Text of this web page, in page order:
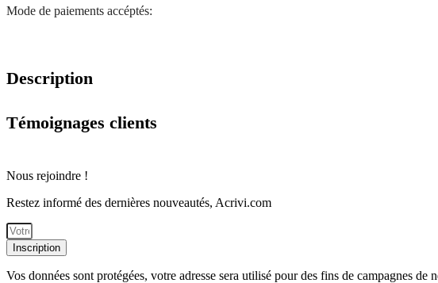
Mode de paiements accéptés:
Description
Témoignages clients
Nous rejoindre !
Restez informé des dernières nouveautés, Acrivi.com
Inscription
Vos données sont protégées, votre adresse sera utilisé pour des fins de campagnes